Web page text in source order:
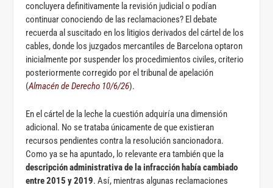
concluyera definitivamente la revisión judicial o podían
continuar conociendo de las reclamaciones? El debate
recuerda al suscitado en los litigios derivados del cártel de los
cables, donde los juzgados mercantiles de Barcelona optaron
inicialmente por suspender los procedimientos civiles, criterio
posteriormente corregido por el tribunal de apelación
(Almacén de Derecho 10/6/26).
En el cártel de la leche la cuestión adquiría una dimensión
adicional. No se trataba únicamente de que existieran
recursos pendientes contra la resolución sancionadora.
Como ya se ha apuntado, lo relevante era también que la
descripción administrativa de la infracción había cambiado
entre 2015 y 2019. Así, mientras algunas reclamaciones